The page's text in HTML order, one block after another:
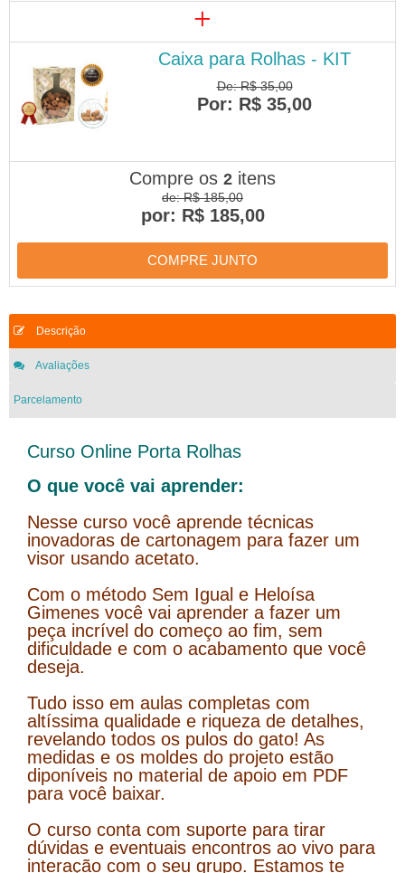
+
Caixa para Rolhas - KIT
De: R$ 35,00
Por: R$ 35,00
Compre os 2 itens
de: R$ 185,00
por: R$ 185,00
COMPRE JUNTO
Descrição
Avaliações
Parcelamento
Curso Online Porta Rolhas
O que você vai aprender:
Nesse curso você aprende técnicas
inovadoras de cartonagem para fazer um
visor usando acetato.
Com o método Sem Igual e Heloísa
Gimenes você vai aprender a fazer um
peça incrível do começo ao fim, sem
dificuldade e com o acabamento que você
deseja.
Tudo isso em aulas completas com
altíssima qualidade e riqueza de detalhes,
revelando todos os pulos do gato! As
medidas e os moldes do projeto estão
diponíveis no material de apoio em PDF
para você baixar.
O curso conta com suporte para tirar
dúvidas e eventuais encontros ao vivo para
interação com o seu grupo. Estamos te